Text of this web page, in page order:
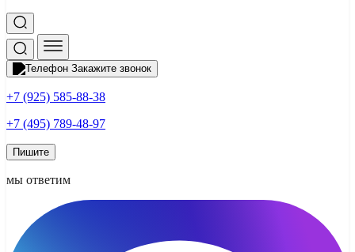
Закажите звонок
+7 (925) 585-88-38
+7 (495) 789-48-97
Пишите
мы ответим